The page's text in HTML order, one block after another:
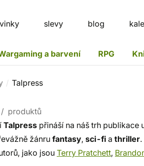
slevy blog
a barvení RPG
Talpress
/ produktů
Talpress přináší na náš trh
žánru fantasy, sci-fi a thriller
jako jsou Terry Pratchett,